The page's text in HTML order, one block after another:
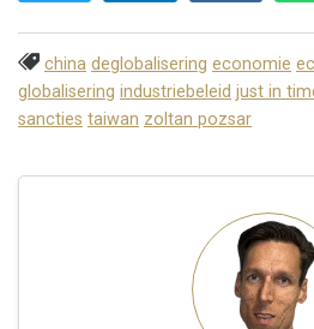
china deglobalisering economie
globalisering industriebeleid just in
sancties taiwan zoltan pozsar